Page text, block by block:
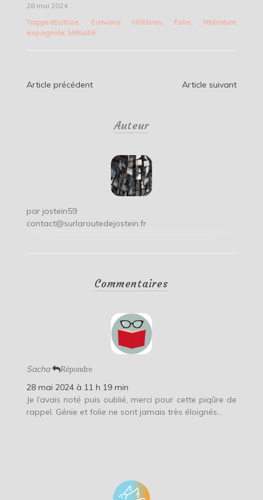
28 mai 2024
TaggedEcriture, Ecrivains célèbres Folie
littérature
espagnole, Métailié
Navigation
Article précédent Article suivant
Auteur
par jostein59
contact@surlaroutedejostein.fr
Commentaires
Sacha Répondre
28 mai 2024 à 11 h 19 min
Je l’avais noté puis oublié, merci pour cette piqûre de
rappel. Génie et folie ne sont jamais très éloignés…